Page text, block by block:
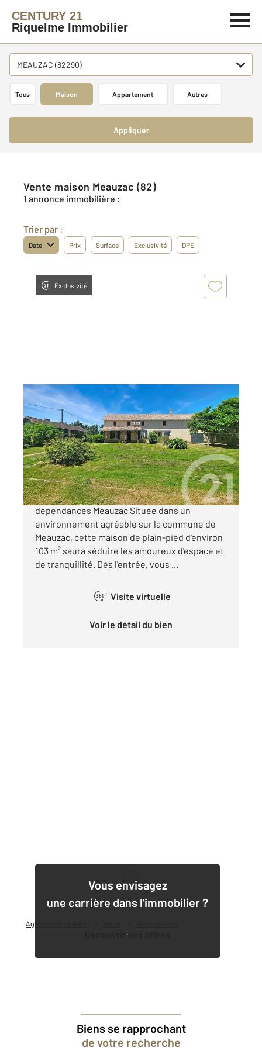
CENTURY 21
Riquelme Immobilier
MEAUZAC (82290)
Tous Maison Appartement Autres
Appliquer
Agence immobilière
Vente maison Meauzac (82)
1 annonce immobilière :
Trier par :
Date Prix Surface Exclusivité DPE
Exclusivité
MEAUZAC 82
103 m2, 3 pièces
Ref : 26689
Maison à vendre
189 000 €
Maison de plain-pied avec grand terrain et
dépendances Meauzac Située dans un
environnement agréable sur la commune de
Meauzac, cette maison de plain-pied d'environ
103 m² saura séduire les amoureux d'espace et
de tranquillité. Dès l'entrée, vous ...
360° Visite virtuelle
Voir le détail du bien
Vous envisagez
une carrière dans l'immobilier ?
Découvrir nos offres
Biens se rapprochant
de votre recherche